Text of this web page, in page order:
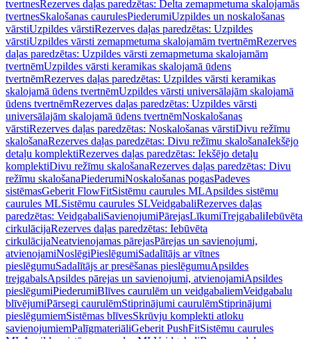
tvertnesRezerves daļas paredzētas: Delta zemapmetuma skalojamās
tvertnesSkalošanas caurulesPiederumiUzpildes un noskalošanas
vārstiUzpildes vārstiRezerves daļas paredzētas: Uzpildes
vārstiUzpildes vārsti zemapmetuma skalojamām tvertnēmRezerves
daļas paredzētas: Uzpildes vārsti zemapmetuma skalojamām
tvertnēmUzpildes vārsti keramikas skalojamā ūdens
tvertnēmRezerves daļas paredzētas: Uzpildes vārsti keramikas
skalojamā ūdens tvertnēmUzpildes vārsti universālajām skalojamā
ūdens tvertnēmRezerves daļas paredzētas: Uzpildes vārsti
universālajām skalojamā ūdens tvertnēmNoskalošanas
vārstiRezerves daļas paredzētas: Noskalošanas vārstiDivu režīmu
skalošanaRezerves daļas paredzētas: Divu režīmu skalošanaIekšējo
detaļu komplektiRezerves daļas paredzētas: Iekšējo detaļu
komplektiDivu režīmu skalošanaRezerves daļas paredzētas: Divu
režīmu skalošanaPiederumiNoskalošanas pogasPadeves
sistēmasGeberit FlowFitSistēmu caurules MLApsildes sistēmu
caurules MLSistēmu caurules SLVeidgabaliRezerves daļas
paredzētas: VeidgabaliSavienojumiPārejasLīkumiTrejgabaliIebūvēta
cirkulācijaRezerves daļas paredzētas: Iebūvēta
cirkulācijaNeatvienojamas pārejasPārejas un savienojumi,
atvienojamiNoslēgiPieslēgumiSadalītājs ar vītnes
pieslēgumuSadalītājs ar presēšanas pieslēgumuApsildes
trejgabalsApsildes pārejas un savienojumi, atvienojamiApsildes
pieslēgumiPiederumiBlīves caurulēm un veidgabaliemVeidgabalu
blīvējumiPārsegi caurulēmStiprinājumi caurulēmStiprinājumi
pieslēgumiemSistēmas blīvesSkrūvju komplekti atloku
savienojumiemPalīgmateriāliGeberit PushFitSistēmu caurules